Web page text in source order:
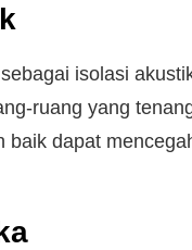
isolasi
ruang yang
baik dapat